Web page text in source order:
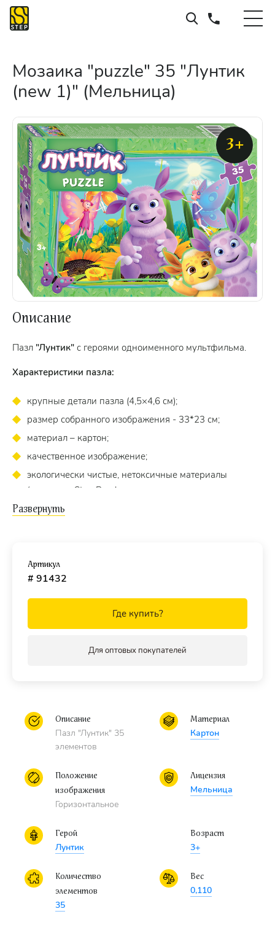
Мозаика "puzzle" 35 "Лунтик
(new 1)" (Мельница)
3+
Описание
Пазл "Лунтик" с героями одноименного мультфильма.
Характеристики пазла:
крупные детали пазла (4,5×4,6 см);
размер собранного изображения - 33*23 см;
материал – картон;
качественное изображение;
экологически чистые, нетоксичные материалы
(компания Step Puzzle гарантирует высокое качество
пазла и точность подгонки).
Рекомендуем приобрести
Артикул
# 91432
Где купить?
Для оптовых покупателей
Описание
Пазл "Лунтик" 35
элементов
Материал
Картон
Положение
изображения
Горизонтальное
Лицензия
Мельница
Герой
Лунтик
Возраст
3+
Количество
элементов
35
Вес
0,110